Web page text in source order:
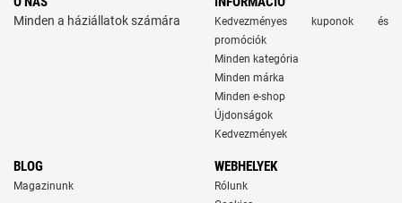
Minden a háziállatok számára
Kedvezményes kuponok és
promóciók
Minden kategória
Minden márka
Minden e-shop
Újdonságok
Kedvezmények
BLOG
Magazinunk
WEBHELYEK
Rólunk